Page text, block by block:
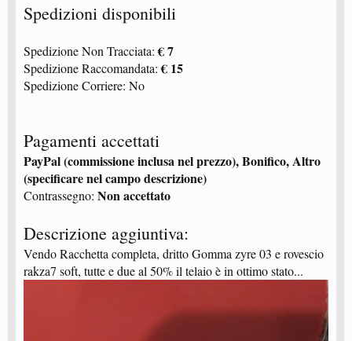
Spedizioni disponibili
Spedizione Non Tracciata:€ 7
Spedizione Raccomandata:€ 15
Spedizione Corriere: No
Pagamenti accettati
PayPal (commissione inclusa nel prezzo), Bonifico, Altro
(specificare nel campo descrizione)
Contrassegno: Non accettato
Descrizione aggiuntiva:
Vendo Racchetta completa, dritto Gomma zyre 03 e rovescio
rakza7 soft, tutte e due al 50% il telaio è in ottimo stato...